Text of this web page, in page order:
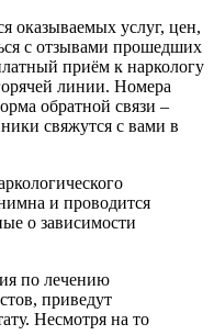
услуг, цен,
с отзывами прошедших
приём к наркологу
линии. Номера
обратной связи –
свяжутся с вами в
и проводится
о зависимости
по лечению
приведут
Несмотря на то